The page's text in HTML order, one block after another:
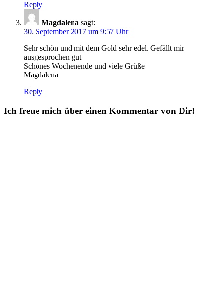
Reply
Magdalena sagt:
30. September 2017 um 9:57 Uhr
Sehr schön und mit dem Gold sehr edel. Gefällt mir
ausgesprochen gut
Schönes Wochenende und viele Grüße
Magdalena
Reply
Ich freue mich über einen Kommentar von Dir!